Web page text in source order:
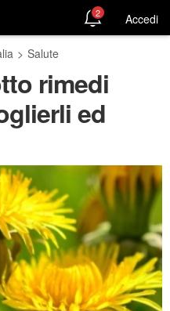
2 Accedi
> Salute
rimedi
ed